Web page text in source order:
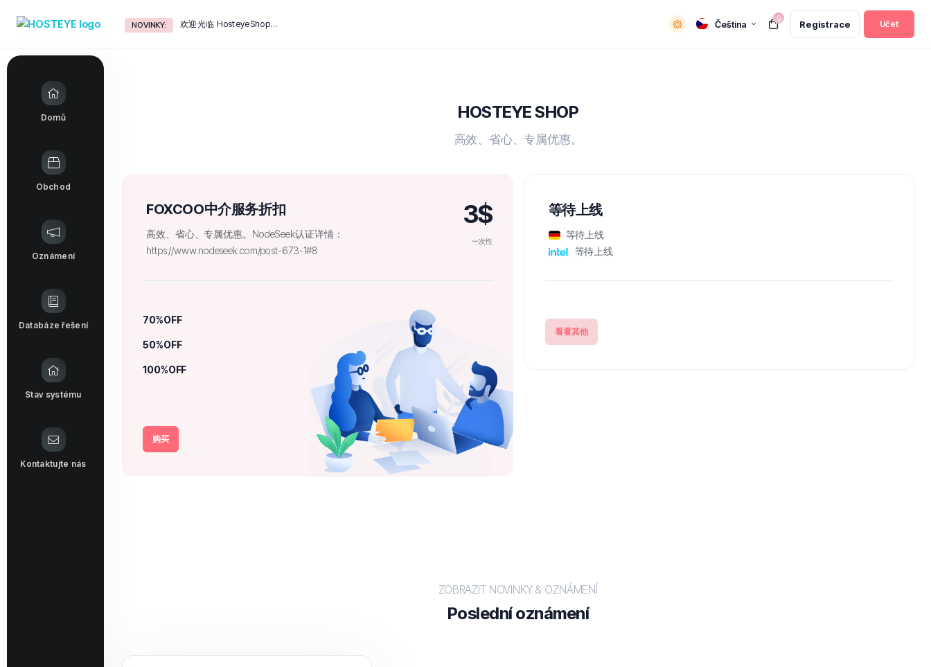
NOVINKY: 欢迎光临 HosteyeShop！ Čeština
0
Registrace Účet
Domů
Obchod
Oznámení
Databáze řešení
Stav systému
Kontaktujte nás
HOSTEYE SHOP
高效、省心、专属优惠。
FOXCOO中介服务折扣
高效、省心、专属优惠。NodeSeek认证详情：
https://www.nodeseek.com/post-673-1#8
3$
一次性
70%OFF
50%OFF
100%OFF
购买
等待上线
等待上线
等待上线
看看其他
ZOBRAZIT NOVINKY & OZNÁMENÍ
Poslední oznámení